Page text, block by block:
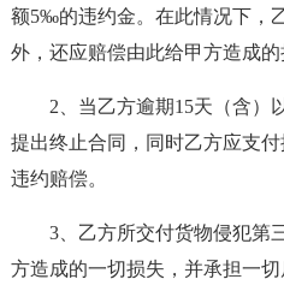
额5‰的违约金。在此情况下，
外，还应赔偿由此给甲方造成的
2、当乙方逾期15天（含）
提出终止合同，同时乙方应支
违约赔偿。
3、乙方所交付货物侵犯第
方造成的一切损失，并承担一切